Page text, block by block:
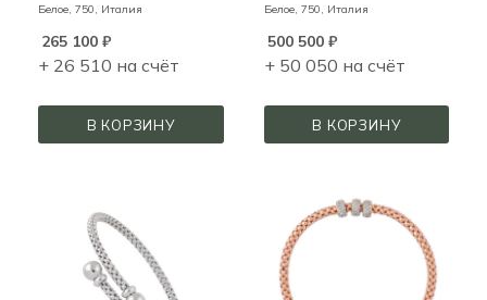
Белое, 750, Италия
265 100 ₽
+ 26 510 на счёт
В КОРЗИНУ
Белое, 750, Италия
500 500₽
+ 50 050 на счёт
В КОРЗИНУ